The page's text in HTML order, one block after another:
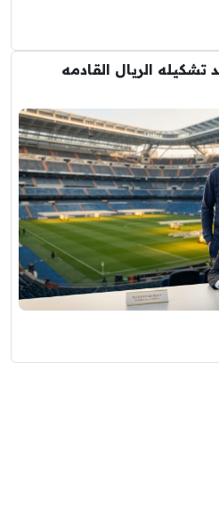
الريال القادمه